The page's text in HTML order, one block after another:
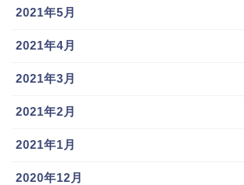
2021年5月
2021年4月
2021年3月
2021年2月
2021年1月
2020年12月